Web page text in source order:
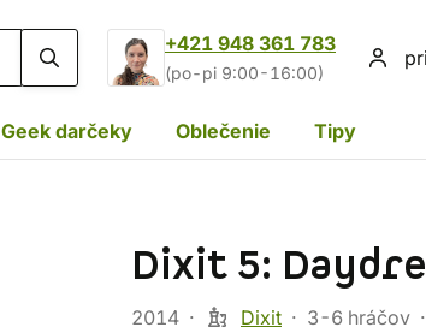
+421 948 361 783
(po-pi 9:00-16:00)
Geek darčeky Oblečenie Tipy
Dixit 5:
2014 Dixit 3-6 hráčov